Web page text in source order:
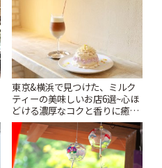
東京&横浜で見つけた、ミルク
ティーの美味しいお店6選~心ほ
どける濃厚なコクと香りに癒や
されるティータイム~ | ことりっ
ぷ